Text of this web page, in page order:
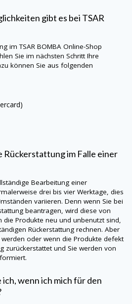
gibt es bei TSAR
im TSAR BOMBA Online-Shop
Sie im nächsten Schritt Ihre
können Sie aus folgenden
Rückerstattung im Falle einer
Bearbeitung einer
drei bis vier Werktage, dies
variieren. Denn wenn Sie bei
beantragen, wird diese von
die Produkte neu und unbenutzt sind,
Rückerstattung rechnen. Aber
oder wenn die Produkte defekt
zurückerstattet und Sie werden von
wenn ich mich für den